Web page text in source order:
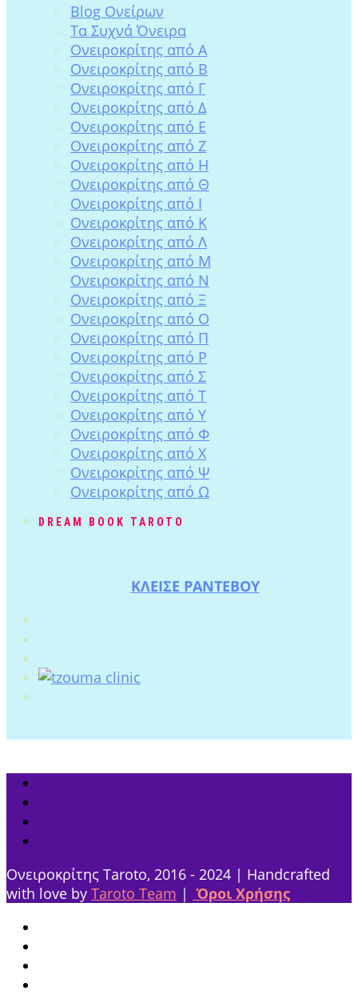
Blog Ονείρων
Tα Συχνά Όνειρα
Ονειροκρίτης από Α
Ονειροκρίτης από Β
Ονειροκρίτης από Γ
Ονειροκρίτης από Δ
Ονειροκρίτης από Ε
Ονειροκρίτης από Ζ
Ονειροκρίτης από Η
Ονειροκρίτης από Θ
Ονειροκρίτης από Ι
Ονειροκρίτης από Κ
Ονειροκρίτης από Λ
Ονειροκρίτης από Μ
Ονειροκρίτης από Ν
Ονειροκρίτης από Ξ
Ονειροκρίτης από Ο
Ονειροκρίτης από Π
Ονειροκρίτης από Ρ
Ονειροκρίτης από Σ
Ονειροκρίτης από Τ
Ονειροκρίτης από Υ
Ονειροκρίτης από Φ
Ονειροκρίτης από Χ
Ονειροκρίτης από Ψ
Ονειροκρίτης από Ω
DREAM BOOK TAROTO
ΚΛΕΙΣΕ ΡΑΝΤΕΒΟΥ
Ονειροκρίτης Taroto, 2016 - 2024 | Handcrafted
with love by Taroto Team | Όροι Χρήσης